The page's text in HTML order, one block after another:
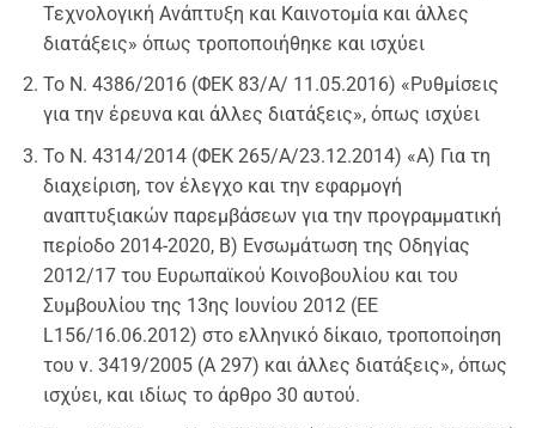
Τεχνολογική Ανάπτυξη και Καινοτομία και άλλες
διατάξεις» όπως τροποποιήθηκε και ισχύει
Το Ν. 4386/2016 (ΦΕΚ 83/Α/ 11.05.2016) «Ρυθμίσεις
για την έρευνα και άλλες διατάξεις», όπως ισχύει
Το Ν. 4314/2014 (ΦΕΚ 265/Α/23.12.2014) «Α) Για τη
διαχείριση, τον έλεγχο και την εφαρμογή
αναπτυξιακών παρεμβάσεων για την προγραμματική
περίοδο 2014-2020, Β) Ενσωμάτωση της Οδηγίας
2012/17 του Ευρωπαϊκού Κοινοβουλίου και του
Συμβουλίου της 13ης Ιουνίου 2012 (ΕΕ
L156/16.06.2012) στο ελληνικό δίκαιο, τροποποίηση
του ν. 3419/2005 (Α 297) και άλλες διατάξεις», όπως
ισχύει, και ιδίως το άρθρο 30 αυτού.